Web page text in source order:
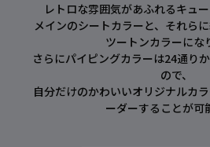
レトロな雰囲気があふれるキュ
メインのシートカラーと、それら
ツートンカラーにな
さらにパイピングカラーは24通り
ので、
自分だけのかわいいオリジナルカ
ーダーすることが可